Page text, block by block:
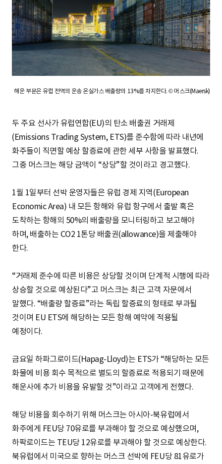
u
a
e
해운 부문은 유럽 전역의 운송 온실가스 배출량의 13%를 차지한다. © 머스크(Maersk)
두 주요 선사가 유럽연합(EU)의 탄소 배출권 거래제
(Emissions Trading System, ETS)를 준수함에 따라 내년에
화주들이 직면할 예상 할증료에 관한 세부 사항을 발표했다.
그중 머스크는 해당 금액이 “상당”할 것이라고 경고했다.
1월 1일부터 선박 운영자들은 유럽 경제 지역(European
Economic Area) 내 모든 항해와 유럽 항구에서 출발 혹은
도착하는 항해의 50%의 배출량을 모니터링하고 보고해야
하며, 배출하는 CO2 1톤당 배출권(allowance)을 제출해야
한다.
“거래제 준수에 따른 비용은 상당할 것이며 단계적 시행에 따라
상승할 것으로 예상된다”고 머스크는 최근 고객 자문에서
말했다. “배출량 할증료”라는 독립 할증료의 형태로 부과될
것이며 EU ETS에 해당하는 모든 항해 예약에 적용될
예정이다.
금요일 하파그로이드(Hapag-Lloyd)는 ETS가 “해당하는 모든
화물에 비용 회수 목적으로 별도의 할증료로 적용되기 때문에
해운사에 추가 비용을 유발할 것”이라고 고객에게 전했다.
해당 비용을 회수하기 위해 머스크는 아시아-북유럽에서
화주에게 FEU당 70유로를 부과해야 할 것으로 예상했으며,
하팍로이드는 TEU당 12유로를 부과해야 할 것으로 예상한다.
북유럽에서 미국으로 향하는 머스크 선박에 FEU당 81유로가